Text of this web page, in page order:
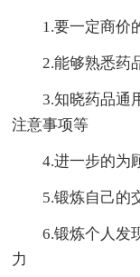
1.要一定商价
2.能够熟悉药
3.知晓药品通用
注意事项等
4.进一步的为顾
5.锻炼自己的交
6.锻炼个人发现
力